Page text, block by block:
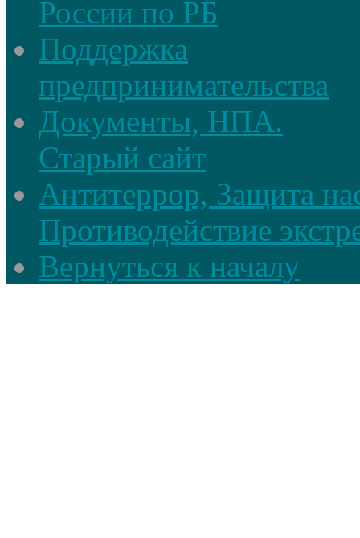
России по РБ
Поддержка
предпринимательства
Документы, НПА.
Старый сайт
Антитеррор, Защита
Противодействие
Вернуться к началу